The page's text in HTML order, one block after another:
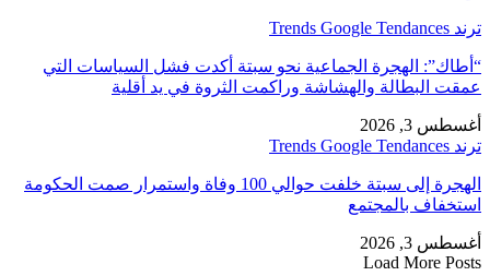
ترند Trends Google Tendances
“أطاك”: الهجرة الجماعية نحو سبتة أكدت فشل السياسات التي
عمقت البطالة والهشاشة وراكمت الثروة في يد أقلية
أغسطس 3, 2026
ترند Trends Google Tendances
الهجرة إلى سبتة خلفت حوالي 100 وفاة واستمرار صمت الحكومة
استخفاف بالمجتمع
أغسطس 3, 2026
Load More Posts